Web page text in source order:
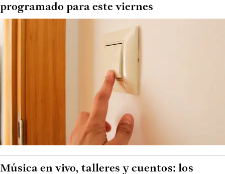
programado para este viernes
Música en vivo, talleres y cuentos: los